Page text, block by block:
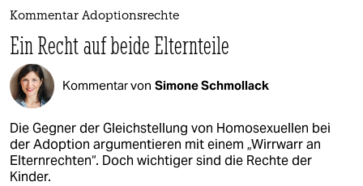
Kommentar Adoptionsrechte
Ein Recht auf beide Elternteile
Kommentar von Simone Schmollack
Die Gegner der Gleichstellung von Homosexuellen bei
der Adoption argumentieren mit einem „Wirrwarr an
Elternrechten“. Doch wichtiger sind die Rechte der
Kinder.